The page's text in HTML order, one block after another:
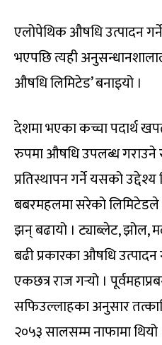
एलोपेथिक औषधि उत्पादन
भएपछि त्यही
औषधि लिमिटेड’ बनाइयो ।
देशमा भएका कच्चा पदार्थ
रुपमा औषधि उपलब्ध
प्रतिस्थापन गर्ने यसको
बबरमहलमा सरेको
झन् बढायो । ट्याब्लेट, झोल,
बढी प्रकारका औषधि
एकछत्र राज गर्‍यो ।
सफिउल्लाहका अनुसार
२०५३ सालसम्म नाफामा थियो